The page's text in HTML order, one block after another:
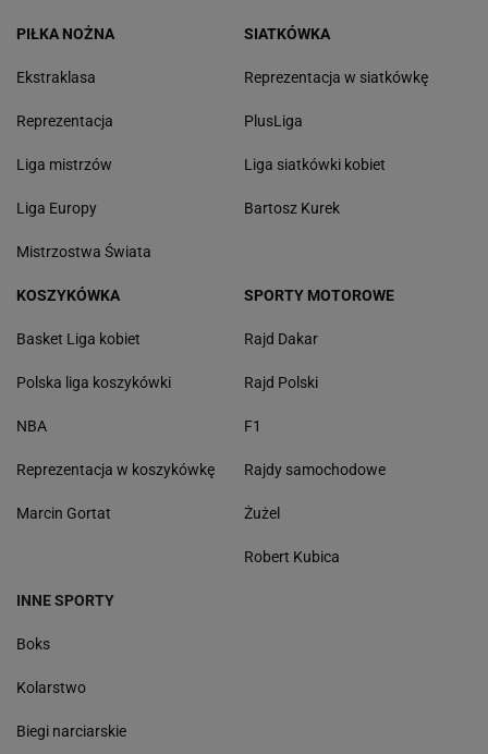
PIŁKA NOŻNA
Ekstraklasa
Reprezentacja
Liga mistrzów
Liga Europy
Mistrzostwa Świata
SIATKÓWKA
Reprezentacja w siatkówkę
PlusLiga
Liga siatkówki kobiet
Bartosz Kurek
KOSZYKÓWKA
Basket Liga kobiet
Polska liga koszykówki
NBA
Reprezentacja w koszykówkę
Marcin Gortat
SPORTY MOTOROWE
Rajd Dakar
Rajd Polski
F1
Rajdy samochodowe
Żużel
Robert Kubica
INNE SPORTY
Boks
Kolarstwo
Biegi narciarskie